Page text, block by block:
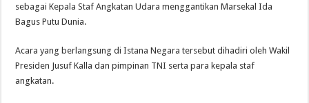
sebagai Kepala Staf Angkatan Udara menggantikan Marsekal Ida
Bagus Putu Dunia.
Acara yang berlangsung di Istana Negara tersebut dihadiri oleh Wakil
Presiden Jusuf Kalla dan pimpinan TNI serta para kepala staf
angkatan.